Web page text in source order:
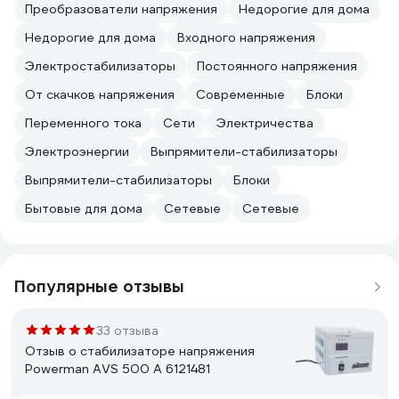
Преобразователи напряжения
Недорогие для дома
Недорогие для дома
Входного напряжения
Электростабилизаторы
Постоянного напряжения
От скачков напряжения
Современные
Блоки
Переменного тока
Сети
Электричества
Электроэнергии
Выпрямители-стабилизаторы
Выпрямители-стабилизаторы
Блоки
Бытовые для дома
Сетевые Сетевые
Популярные отзывы
33 отзыва
Отзыв о стабилизаторе напряжения
Powerman AVS 500 A 6121481